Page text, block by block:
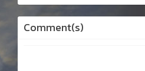
Comment(s)